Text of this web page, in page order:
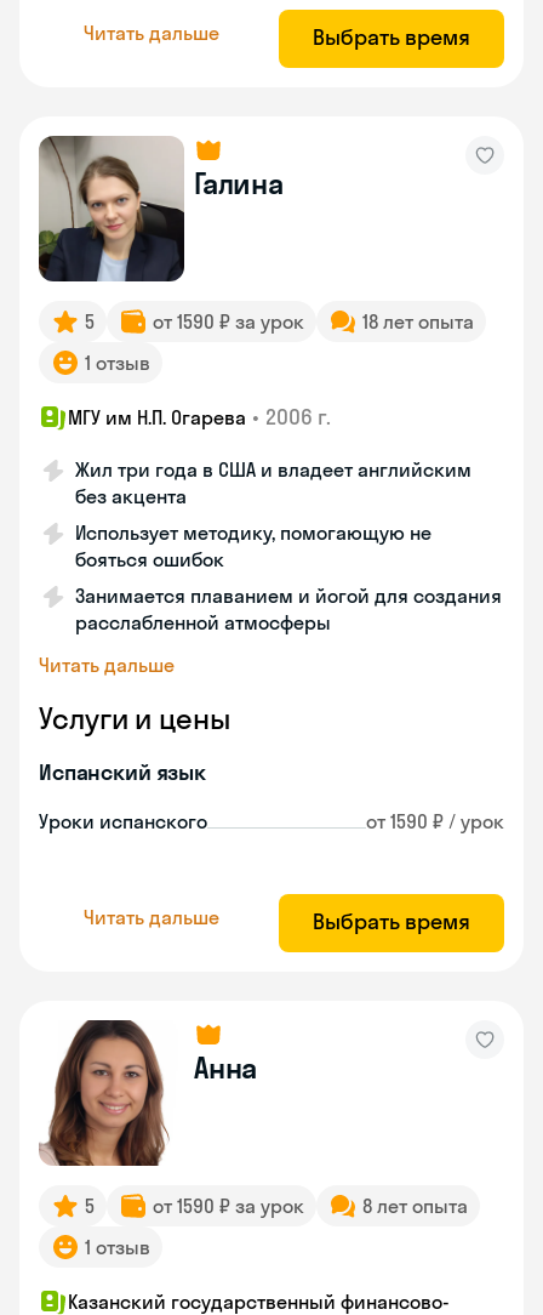
Читать дальше Выбрать время
Галина
5 от 1590 ₽ за урок
18 лет опыта
1 отзыв
МГУ им Н.П. Огарева • 2006 г.
Жил три года в США и владеет английским
без акцента
Использует методику, помогающую не
бояться ошибок
Занимается плаванием и йогой для создания
расслабленной атмосферы
Читать дальше
Услуги и цены
Испанский язык
Уроки испанского от 1590 ₽ / урок
Читать дальше Выбрать время
Анна
5 от 1590 ₽ за урок
8 лет опыта
1 отзыв
Казанский государственный финансово-